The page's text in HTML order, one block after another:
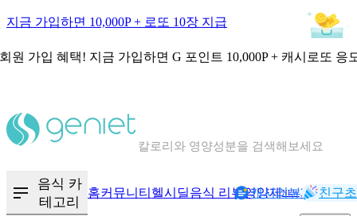
지금 가입하면 10,000P + 로또 10장 지급
원 가입 혜택! 지금 가입하면 G 포인트 10,000P + 캐시로또 응
칼로리와 영양성분을 검색해보세요
음식 카
테고리
홈커뮤니티 헬시딜음식 리뷰영양제NEW기록
캐시리뷰 친구